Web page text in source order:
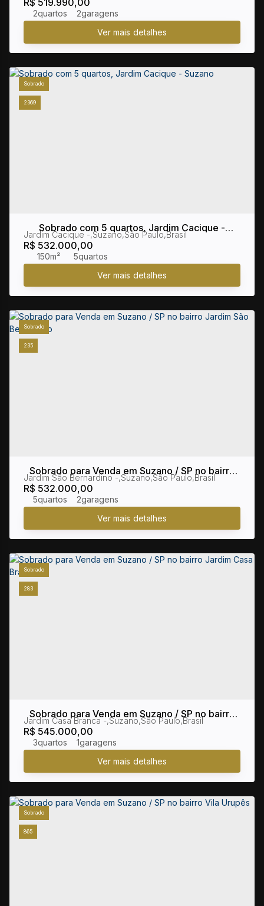
2 2
2369
Sobrado
Sobrado com 5 quartos, Jardim Cacique -
Suzano
R$ 532.000,00
Jardim Cacique ,Suzano,São Paulo,Brasil
5
150m²
235
Sobrado
Sobrado para Venda em Suzano / SP no bairro
Jardim São Bernardino
R$ 532.000,00
Jardim São Bernardino ,Suzano,São Paulo,Brasil
5 2
283
Sobrado
Sobrado para Venda em Suzano / SP no bairro
Jardim Casa Branca
R$ 545.000,00
Jardim Casa Branca ,Suzano,São Paulo,Brasil
3 1
865
Sobrado